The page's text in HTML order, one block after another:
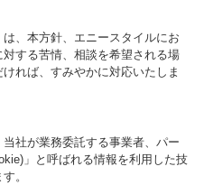
、本方針、エニースタイルにお
する苦情、相談を希望される場
れば、すみやかに対応いたしま
社が業務委託する事業者、パー
」と呼ばれる情報を利用した技
。